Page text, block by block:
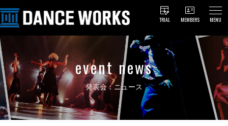
TRIAL MEMBERS MENU
event news
発表会：ニュース